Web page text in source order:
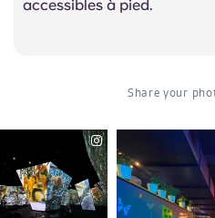
accessibles à pied.